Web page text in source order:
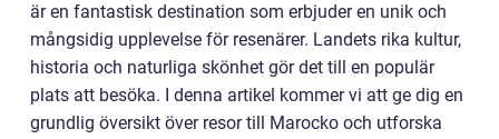
är en fantastisk destination som erbjuder en unik och
mångsidig upplevelse för resenärer. Landets rika kultur,
historia och naturliga skönhet gör det till en populär
plats att besöka. I denna artikel kommer vi att ge dig en
grundlig översikt över resor till Marocko och utforska